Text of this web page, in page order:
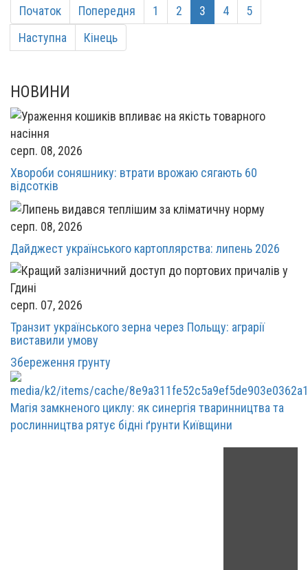
Початок Попередня 1 2 3 4
5
Наступна
Кінець
НОВИНИ
серп. 08, 2026
Хвороби соняшнику: втрати врожаю сягають 60
відсотків
серп. 08, 2026
Дайджест українського картоплярства: липень 2026
серп. 07, 2026
Транзит українського зерна через Польщу: аграрії
виставили умову
Збереження грунту
Магія замкненого циклу: як синергія тваринництва та
рослинництва рятує бідні ґрунти Київщини